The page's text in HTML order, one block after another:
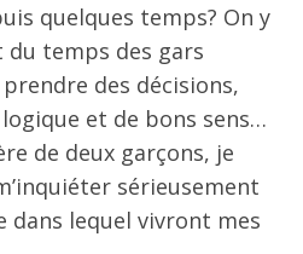
quelques temps? On y
temps des gars
des décisions,
et de bons sens…
de deux garçons, je
sérieusement
dans lequel vivront mes